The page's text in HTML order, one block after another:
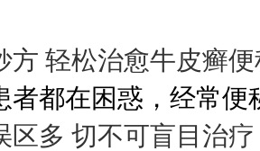
方 轻松治愈牛皮癣
者都在困惑，经常便
区多 切不可盲目治疗